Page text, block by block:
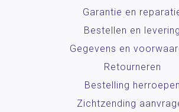
Garantie en
Bestellen en levering
Gegevens en
Retourneren
Bestelling herroepen
Zichtzending